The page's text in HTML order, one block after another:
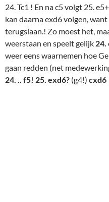
24. Tc1 ! En na c5 volgt 25.
kan daarna exd6 volgen,
terugslaan.! Zo moest het,
weerstaan en speelt gelijk 24.
weer eens waarnemen hoe
gaan redden (net
24. .. f5! 25. exd6? (g4!) cxd6
minder belangrijk geworden